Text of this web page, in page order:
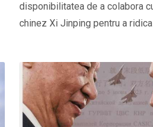
disponibilitatea de a colabora
chinez Xi Jinping pentru a